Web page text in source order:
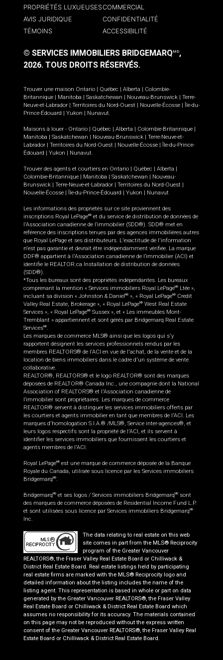
PROPRIÉTÉS LUXUEUSESCOMMERCIAL
AVIS JURIDIQUE
CONFIDENTIALITÉ
TÉMOINS
ACCESSIBILITÉ
© SERVICES IMMOBILIERS BRIDGEMARQ MD,
2026. TOUS DROITS RÉSERVÉS.
Trouver une maison Ontario | Québec | Alberta | Colombie-
Britannique | Manitoba | Saskatchewan | Nouveau-Brunswick | Terre-
Neuve-et-Labrador | Territoires du Nord-Ouest | Nouvelle-Écosse | Île-du-
Prince-Édouard | Yukon | Nunavut.
Maisons à louer - Ontario | Québec | Alberta | Colombie-Britannique |
Manitoba | Saskatchewan | Nouveau-Brunswick | Terre-Neuve-et-
Labrador | Territoires du Nord-Ouest | Nouvelle-Écosse | Île-du-Prince-
Édouard | Yukon | Nunavut.
Trouver des agents et courtiers en Ontario | Québec | Alberta |
Colombie-Britannique | Manitoba | Saskatchewan | Nouveau-
Brunswick | Terre-Neuve-et-Labrador | Territoires du Nord-Ouest |
Nouvelle-Écosse | Île-du-Prince-Édouard | Yukon | Nunavut
Les informations des propriétés sur ce site proviennent des
inscriptions Royal LePageMD et du service de distribution de données de
l'Association canadienne de l’immobilier (SDD®). SDD® met en
référence des inscriptions tenues par des agences immobilières autres
que Royal LePage et ses distributeurs. L'exactitude de l'information
n'est pas garantie et devrait être indépendamment vérifiée. La marque
DDF® appartient à l'Association canadienne de l’immobilier (ACI) et
identifie le REALTOR.ca Installation de distribution de données
(SDD®).
*Tous les bureaux sont des propriétés indépendantes. Les bureaux
comprenant la mention « Services immobiliers Royal LePageMD
Ltée »,
incluant sa division « Johnston & DanielMD », « Royal LePageMD
Credit
Valley Real Estate, Brokerage », « Royal LePageMD West Real Estate
Services », « Royal LePageMD Sussex », et « Les immeubles Mont-
Tremblant » appartiennent et sont gérés par Bridgemarq Real Estate
ServicesMD.
Les marques de commerce MLS® ainsi que les logos qui s'y
rapportent désignent les services professionnels rendus par les
membres REALTORS® de l'ACI en vue de l'achat, de la vente et de la
location de biens immobiliers dans le cadre d'un système de vente
collaborative.
REALTOR®, REALTORS® et le logo REALTOR® sont des marques
déposées de REALTOR® Canada Inc., une compagnie dont la National
Association of REALTORS® et l'Association canadienne de
l’immobilier sont propriétaires. Les marques de commerce
REALTOR® servent à distinguer les services immobiliers offerts par
les courtiers et agents immobilier en tant que membres de l'ACI. Les
marques d'homologation S.I.A.® /MLS®, Service inter-agences®, et
leurs logos respectifs sont la propriété de l'ACI, et ils servent à
identifier les services immobiliers que fournissent les courtiers et
agents membres de l'ACI.
Royal LePageMD est une marque de commerce déposée de la Banque
Royale du Canada, utilisée sous licence par les Services immobiliers
BridgemarqMD.
BridgemarqMD et ses logos / Services immobiliers BridgemarqMD
sont
des marques de commerce déposées de Residential Income Fund L.P.
et sont utilisées sous licence par Services immobiliers BridgemarqMD
Inc.
The data relating to real estate on this web
site comes in part from the MLS® Reciprocity
program of the Greater Vancouver
REALTORS®, the Fraser Valley Real Estate Board or Chilliwack &
District Real Estate Board. Real estate listings held by participating
real estate firms are marked with the MLS® Reciprocity logo and
detailed information about the listing includes the name of the
listing agent. This representation is based in whole or part on data
generated by the Greater Vancouver REALTORS®, the Fraser Valley
Real Estate Board or Chilliwack & District Real Estate Board which
assumes no responsibility for its accuracy. The materials contained
on this page may not be reproduced without the express written
consent of the Greater Vancouver REALTORS®, the Fraser Valley Real
Estate Board or Chilliwack & District Real Estate Board.